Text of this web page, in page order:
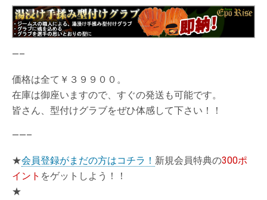
—–
価格は全て￥３９９００。
在庫は御座いますので、すぐの発送も可能です。
皆さん、型付けグラブをぜひ体感して下さい！！
——–
★会員登録がまだの方はコチラ！ 新規会員特典の300ポ
イント をゲットしよう！！
★